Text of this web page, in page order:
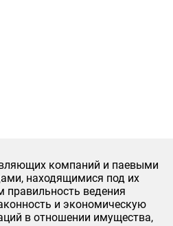
компаний и паевыми
находящимися под их
правильность ведения
и экономическую
в отношении имущества,